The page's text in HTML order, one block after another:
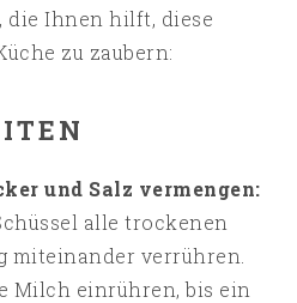
Ihnen hilft, diese
zu zaubern:
und Salz vermengen:
alle trockenen
miteinander verrühren.
Milch einrühren, bis ein